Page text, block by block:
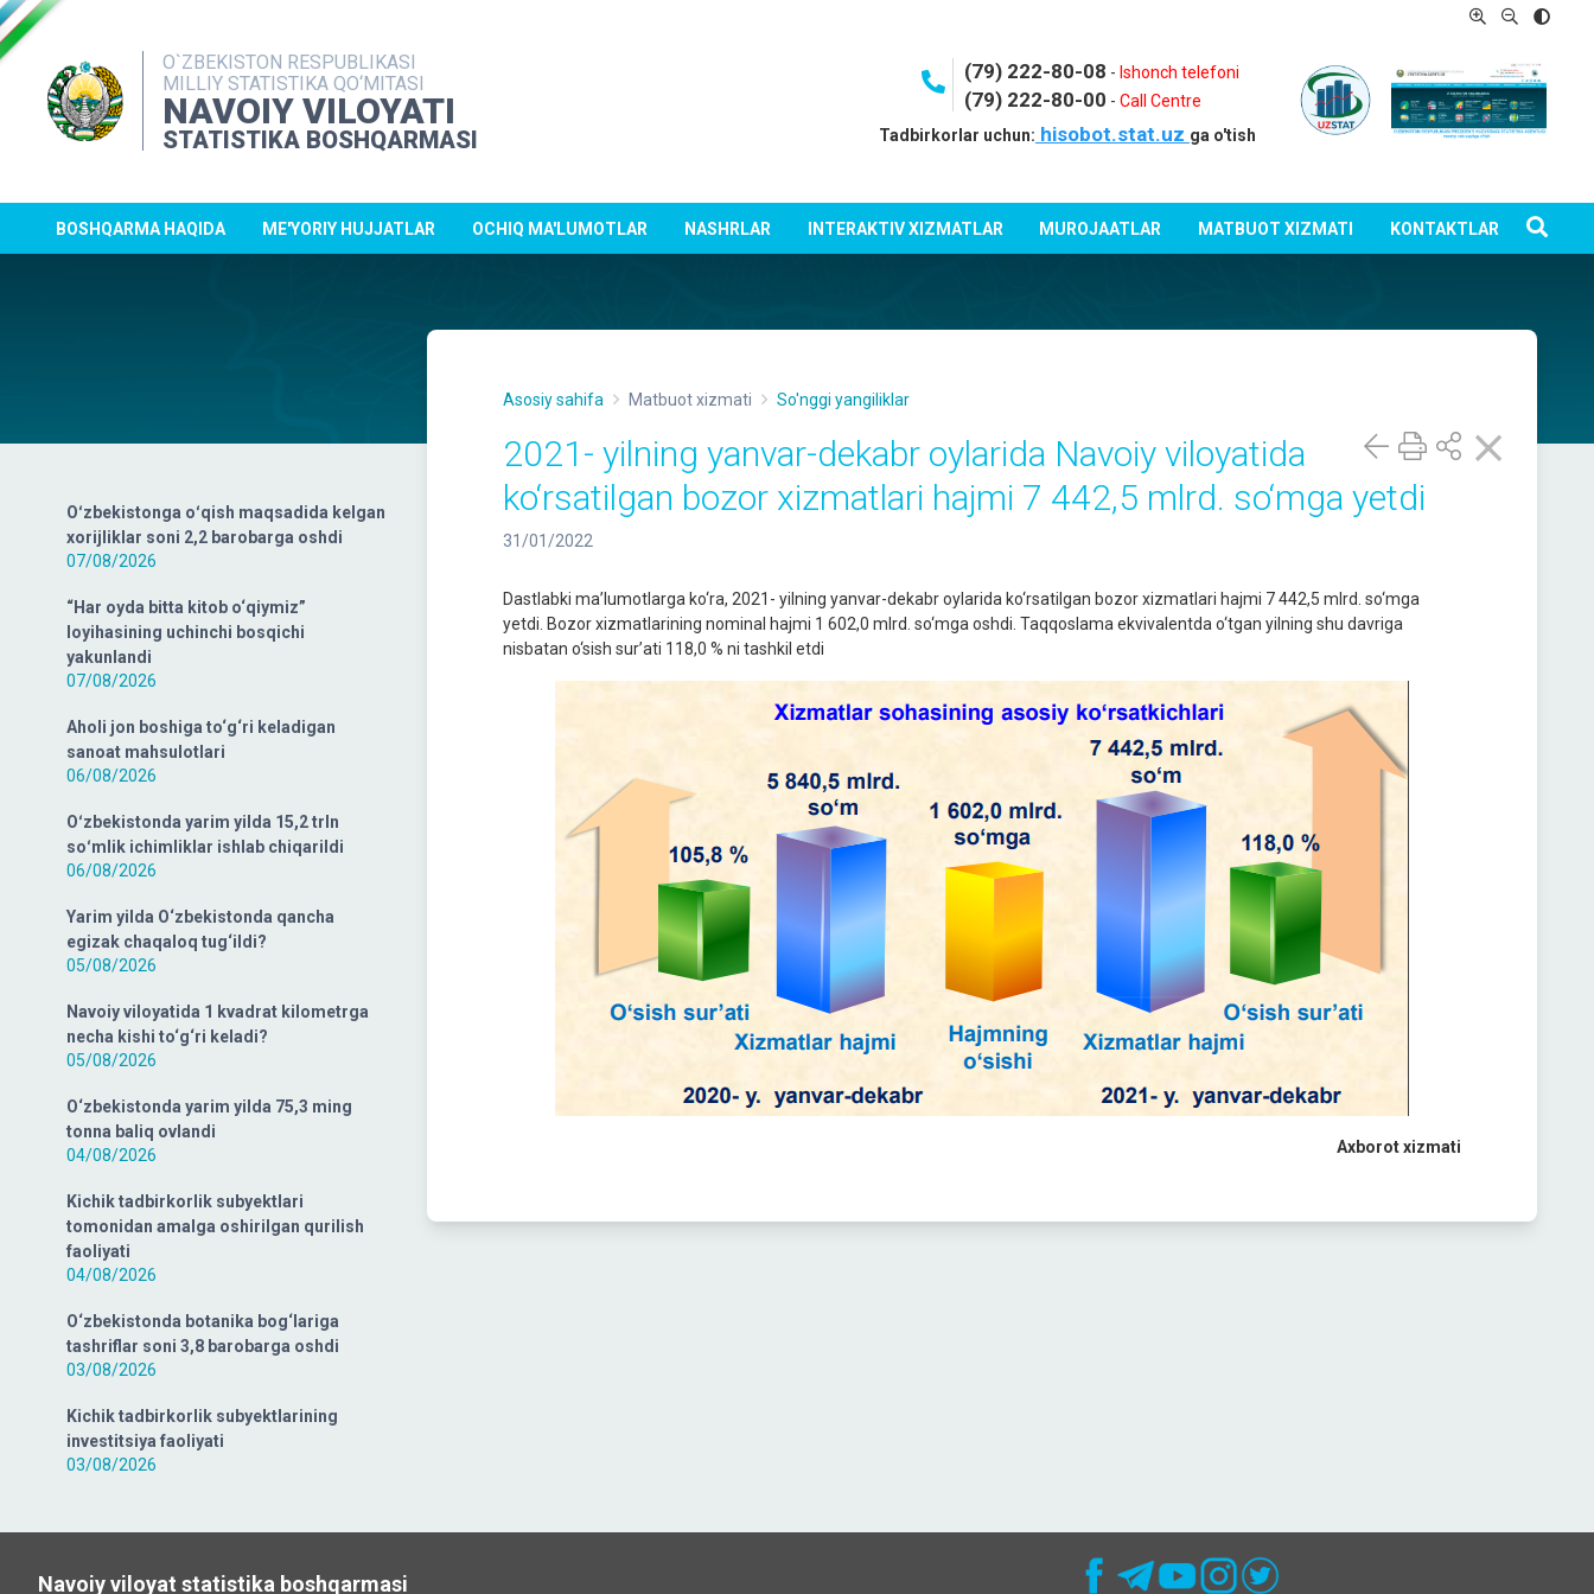
O`ZBEKISTON RESPUBLIKASI
MILLIY STATISTIKA QO‘MITASI
NAVOIY VILOYATI
STATISTIKA BOSHQARMASI
(79) 222-80-08 - Ishonch telefoni
(79) 222-80-00 -Call Centre
Tadbirkorlar uchun: hisobot.stat.uz ga o'tish
BOSHQARMA HAQIDA ME'YORIY HUJJATLAR OCHIQ MA'LUMOTLAR NASHRLAR INTERAKTIV XIZMATLAR MUROJAATLAR MATBUOT XIZMATI KONTAKTLAR
Oʻzbekistonga oʻqish maqsadida kelgan
xorijliklar soni 2,2 barobarga oshdi
07/08/2026
“Har oyda bitta kitob o‘qiymiz”
loyihasining uchinchi bosqichi
yakunlandi
07/08/2026
Aholi jon boshiga to‘g‘ri keladigan
sanoat mahsulotlari
06/08/2026
Oʻzbekistonda yarim yilda 15,2 trln
soʻmlik ichimliklar ishlab chiqarildi
06/08/2026
Yarim yilda O‘zbekistonda qancha
egizak chaqaloq tug‘ildi?
05/08/2026
Navoiy viloyatida 1 kvadrat kilometrga
necha kishi to‘g‘ri keladi?
05/08/2026
O‘zbekistonda yarim yilda 75,3 ming
tonna baliq ovlandi
04/08/2026
Kichik tadbirkorlik subyektlari
tomonidan amalga oshirilgan qurilish
faoliyati
04/08/2026
O‘zbekistonda botanika bog‘lariga
tashriflar soni 3,8 barobarga oshdi
03/08/2026
Kichik tadbirkorlik subyektlarining
investitsiya faoliyati
03/08/2026
Asosiy sahifa Matbuot xizmati So'nggi yangiliklar
2021- yilning yanvar-dekabr oylarida Navoiy viloyatida
ko‘rsatilgan bozor xizmatlari hajmi 7 442,5 mlrd. so‘mga yetdi
31/01/2022
Dastlabki ma’lumotlarga ko‘ra, 2021- yilning yanvar-dekabr oylarida ko‘rsatilgan bozor xizmatlari hajmi 7 442,5 mlrd. so‘mga
yetdi. Bozor xizmatlarining nominal hajmi 1 602,0 mlrd. so‘mga oshdi. Taqqoslama ekvivalentda o‘tgan yilning shu davriga
nisbatan o‘sish sur’ati 118,0 % ni tashkil etdi
Axborot xizmati
Navoiy viloyat statistika boshqarmasi